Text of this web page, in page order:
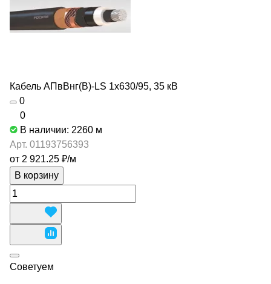
Кабель АПвВнг(В)-LS 1х630/95, 35 кВ
0
0
В наличии: 2260 м
Арт. 01193756393
от 2 921.25 ₽/м
В корзину
Советуем